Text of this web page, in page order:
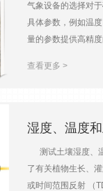
气象设备的选择对
具体参数，例如温
量的参数提供高精
数据记录能力。考
准和法规。
查看更多 >
湿度、温度
测试土壤湿度、温
了有关植物生长、
或时间范围反射 （